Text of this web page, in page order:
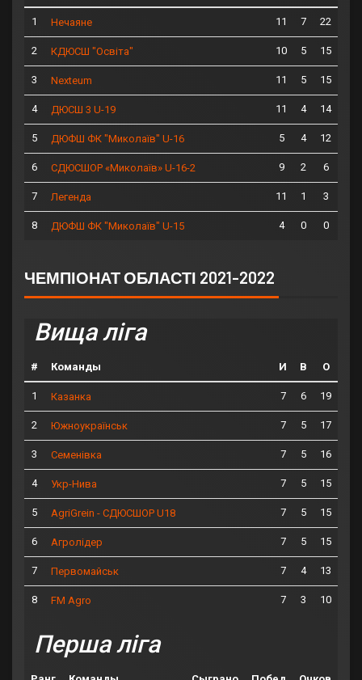
1 Нечаяне 11 7 22
2 КДЮСШ "Освіта" 10 5 15
3 Nexteum 11 5 15
4 ДЮСШ 3 U-19 11 4 14
5 ДЮФШ ФК "Миколаїв" U-16 5 4 12
6 СДЮСШОР «Миколаїв» U-16-2 9 2 6
7 Легенда 11 1 3
8 ДЮФШ ФК "Миколаїв" U-15 4 0 0
ЧЕМПІОНАТ ОБЛАСТІ 2021-2022
Вища ліга
# Команды И В О
1 Казанка 7 6 19
2 Южноукраїнськ 7 5 17
3 Семенівка 7 5 16
4 Укр-Нива 7 5 15
5 AgriGrein - СДЮСШОР U18 7 5 15
6 Агролідер 7 5 15
7 Первомайськ 7 4 13
8 FM Agro 7 3 10
Перша ліга